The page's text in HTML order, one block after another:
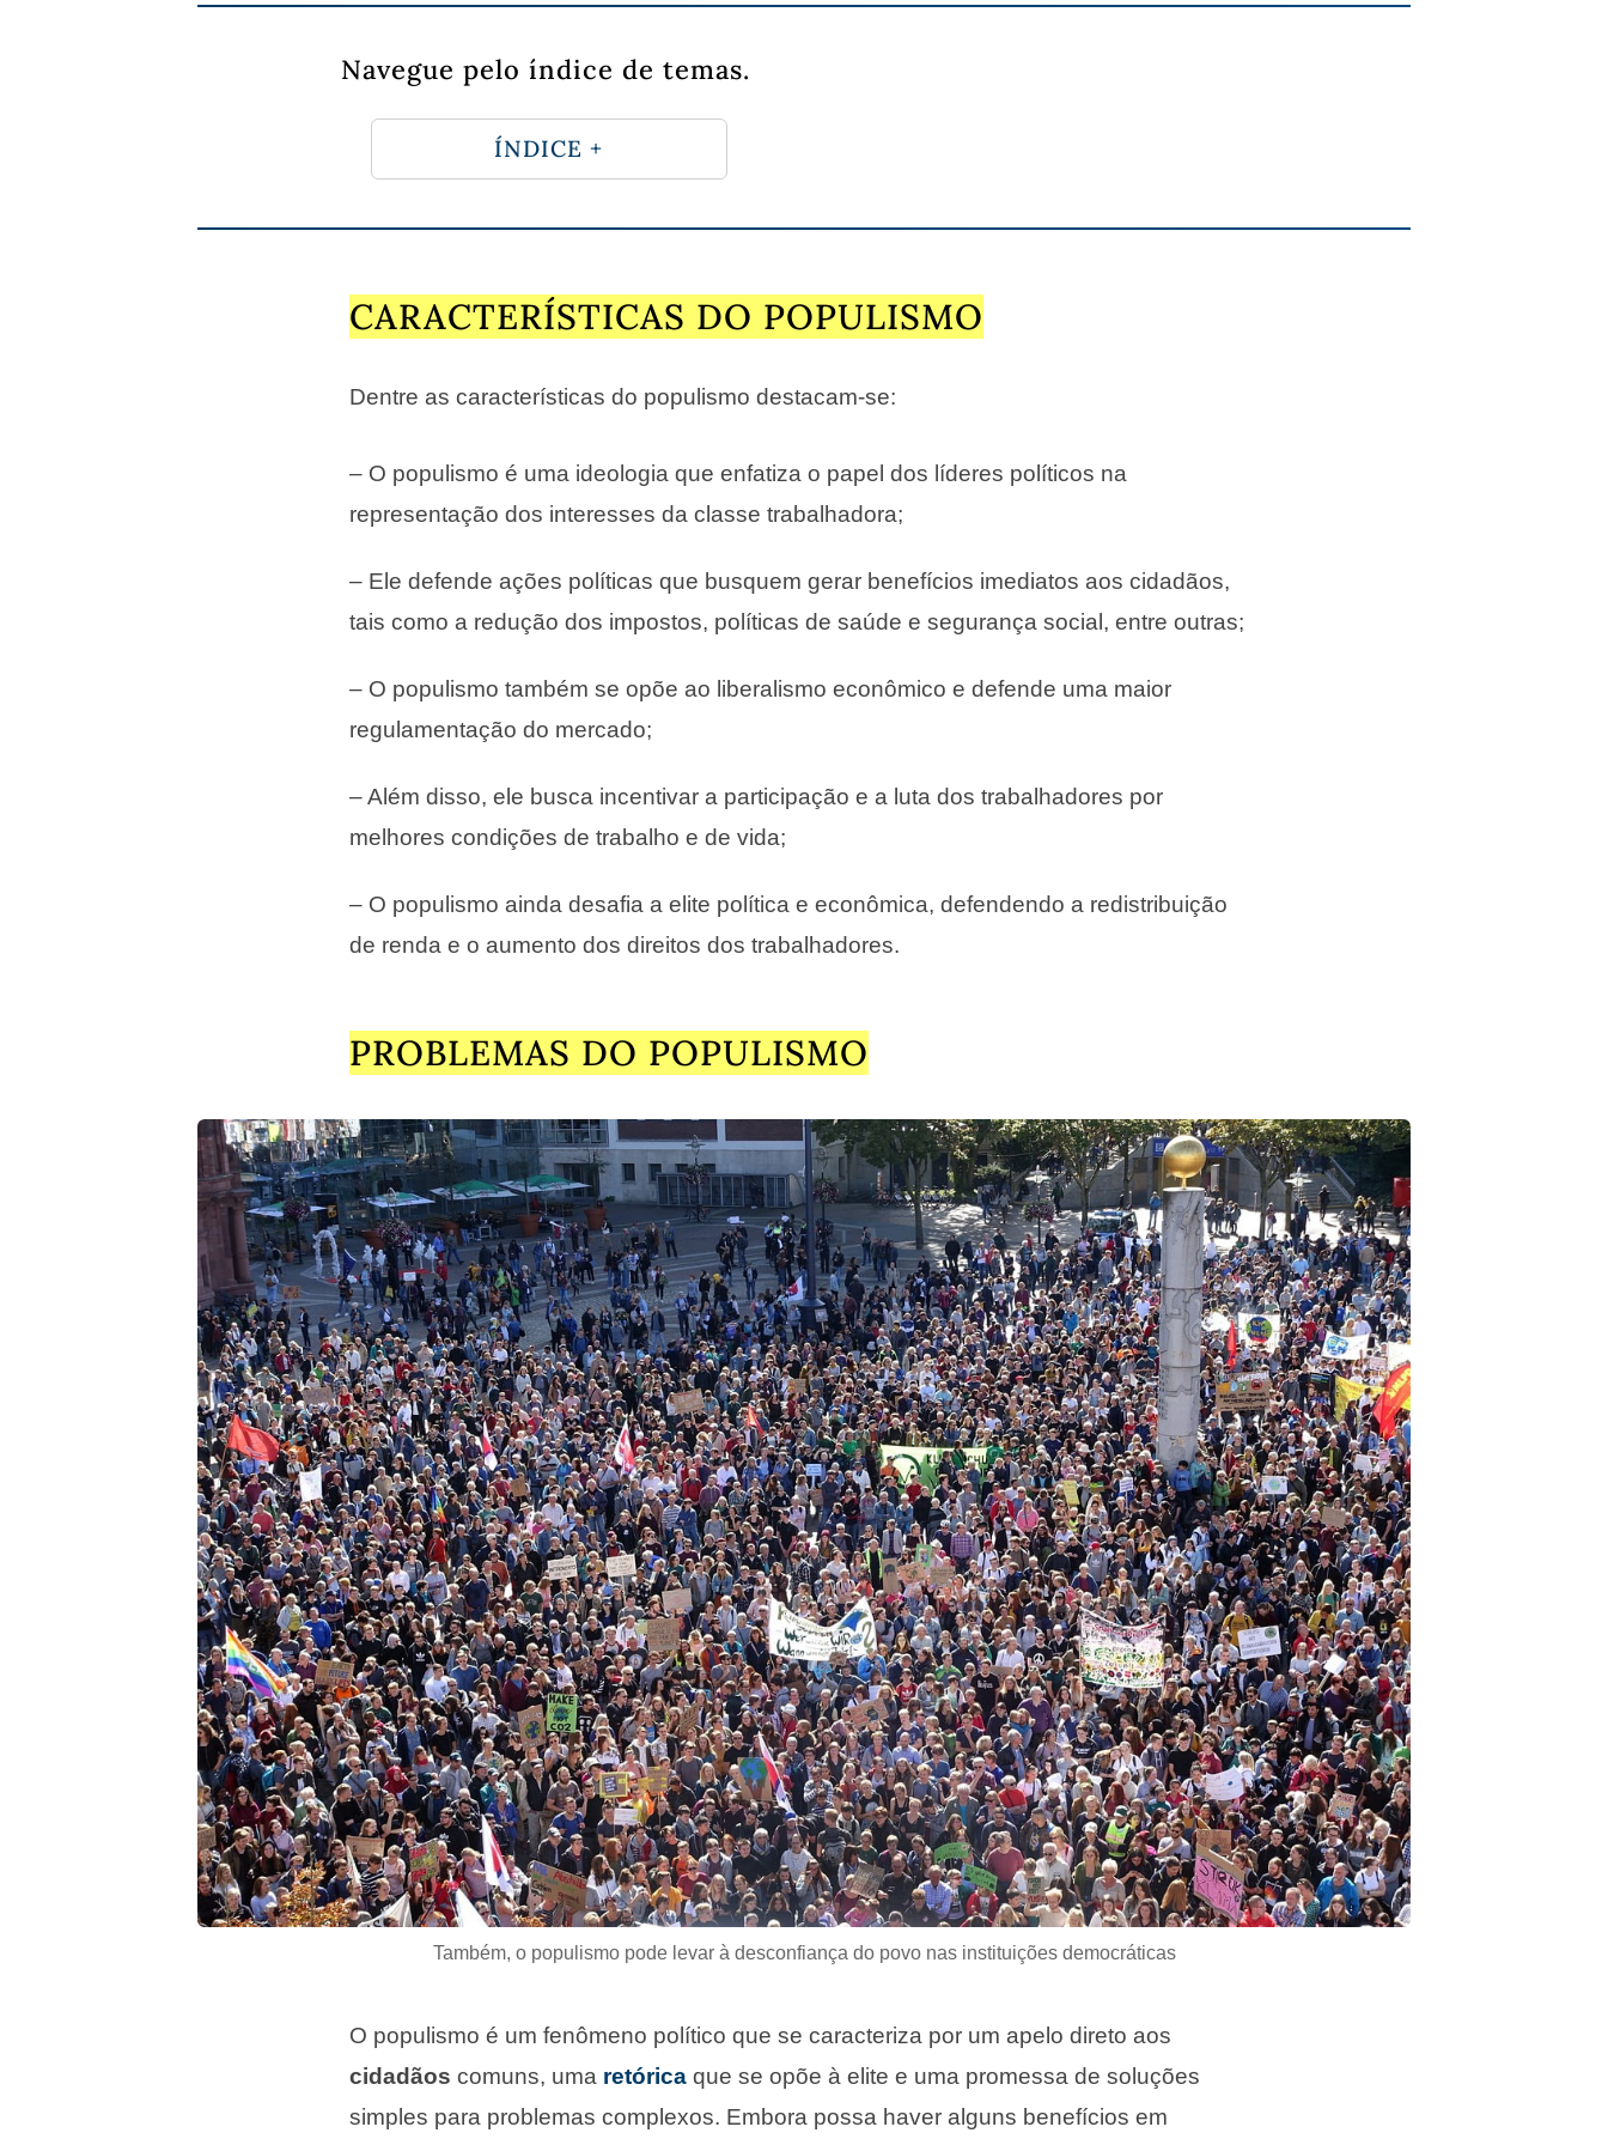
Navegue pelo índice de temas.
ÍNDICE +
CARACTERÍSTICAS DO POPULISMO
Dentre as características do populismo destacam-se:
– O populismo é uma ideologia que enfatiza o papel dos líderes políticos na
representação dos interesses da classe trabalhadora;
– Ele defende ações políticas que busquem gerar benefícios imediatos aos cidadãos,
tais como a redução dos impostos, políticas de saúde e segurança social, entre outras;
– O populismo também se opõe ao liberalismo econômico e defende uma maior
regulamentação do mercado;
– Além disso, ele busca incentivar a participação e a luta dos trabalhadores por
melhores condições de trabalho e de vida;
– O populismo ainda desafia a elite política e econômica, defendendo a redistribuição
de renda e o aumento dos direitos dos trabalhadores.
PROBLEMAS DO POPULISMO
Também, o populismo pode levar à desconfiança do povo nas instituições democráticas
O populismo é um fenômeno político que se caracteriza por um apelo direto aos
cidadãos comuns, uma retórica que se opõe à elite e uma promessa de soluções
simples para problemas complexos. Embora possa haver alguns benefícios em